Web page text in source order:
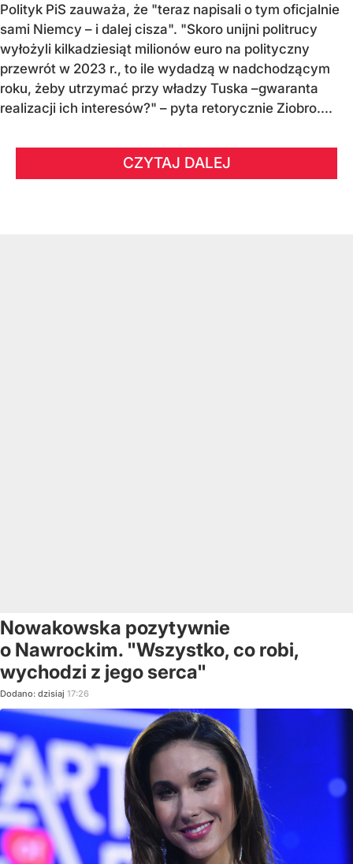
Polityk PiS zauważa, że "teraz napisali o tym oficjalnie
sami Niemcy – i dalej cisza". "Skoro unijni politrucy
wyłożyli kilkadziesiąt milionów euro na polityczny
przewrót w 2023 r., to ile wydadzą w nadchodzącym
roku, żeby utrzymać przy władzy Tuska –gwaranta
realizacji ich interesów?" – pyta retorycznie Ziobro....
CZYTAJ DALEJ
Nowakowska pozytywnie
o Nawrockim. "Wszystko, co robi,
wychodzi z jego serca"
Dodano: dzisiaj 17:26